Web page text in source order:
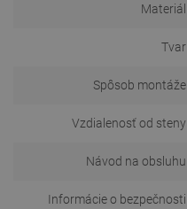
Materiál
Tvar
Spôsob montáže
Vzdialenosť od steny
Návod na obsluhu
Informácie o bezpečnosti